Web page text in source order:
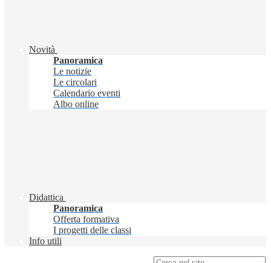
Novità
Panoramica
Le notizie
Le circolari
Calendario eventi
Albo online
Didattica
Panoramica
Offerta formativa
I progetti delle classi
Info utili